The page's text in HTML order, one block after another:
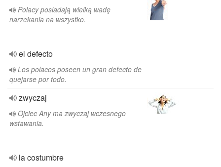
Polacy posiadają wielką wadę
narzekania na wszystko.
el defecto
Los polacos poseen un gran defecto de
quejarse por todo.
zwyczaj
Ojciec Any ma zwyczaj wczesnego
wstawania.
la costumbre